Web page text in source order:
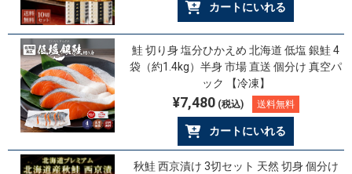
カートにいれる
鮭 切り身 塩分ひかえめ 北海道 低塩 銀鮭 4
袋（約1.4kg）半身 市場 直送 個分け 真空パ
ック 【冷凍】
¥7,480(税込) 送料無料
カートにいれる
秋鮭 西京漬け 3切セット 天然 切身 個分け